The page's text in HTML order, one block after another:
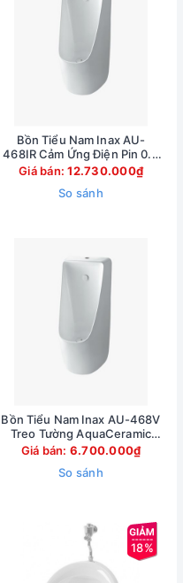
Bồn Tiểu Nam Inax AU-
468IR Cảm Ứng Điện Pin 0.5
Lít Tiết Kiệm Nước
Giá bán:12.730.000₫
So sánh
Bồn Tiểu Nam Inax AU-468V
Treo Tường AquaCeramic
0.5L
Giá bán: 6.700.000₫
So sánh
18%